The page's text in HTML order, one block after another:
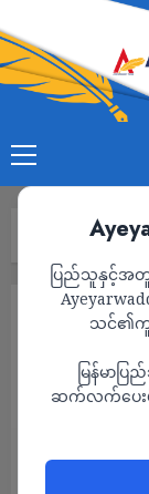
ပြည်သူနှင့်အ
သင်၏ကူ
မြန်မာ
ဆက်လက်ပေးပို့
“မုန့်ဟင်
“မုန့်ဟင်းခ
ADMIN